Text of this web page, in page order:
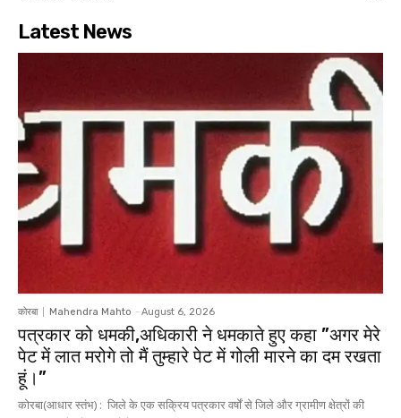
Latest News
कोरबा Mahendra Mahto - August 6, 2026
पत्रकार को धमकी,अधिकारी ने धमकाते हुए कहा ”अगर मेरे
पेट में लात मरोगे तो मैं तुम्हारे पेट में गोली मारने का दम रखता
हूं।”
कोरबा(आधार स्तंभ) : जिले के एक सक्रिय पत्रकार वर्षों से जिले और ग्रामीण क्षेत्रों की